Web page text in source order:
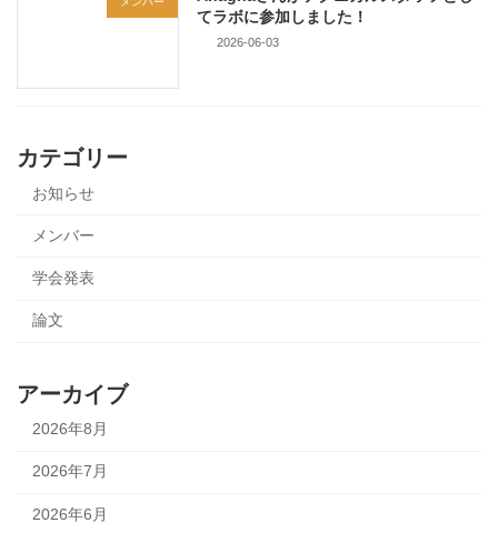
てラボに参加しました！
2026-06-03
カテゴリー
お知らせ
メンバー
学会発表
論文
アーカイブ
2026年8月
2026年7月
2026年6月